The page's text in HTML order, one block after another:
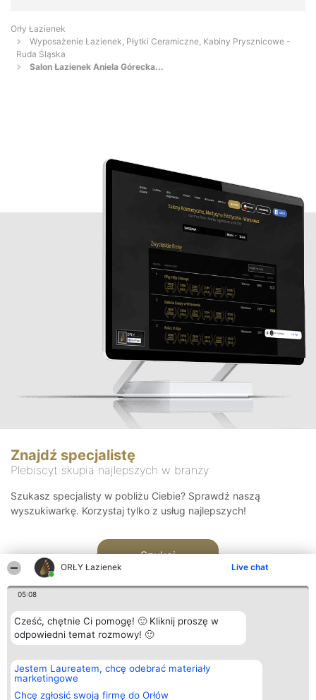
ORŁY Łazienek Live chat
05:08
Cześć, chętnie Ci pomogę! 🙂 Kliknij proszę w
odpowiedni temat rozmowy! 🙂
Jestem Laureatem, chcę odebrać materiały
marketingowe
Chcę zgłosić swoją firmę do Orłów
Orły Łazienek
Wyposażenie Łazienek, Płytki Ceramiczne, Kabiny Prysznicowe -
Ruda Śląska
Salon Łazienek Aniela Górecka...
Znajdź specjalistę
Plebiscyt skupia najlepszych w branży
Szukasz specjalisty w pobliżu Ciebie? Sprawdź naszą
wyszukiwarkę. Korzystaj tylko z usług najlepszych!
Szukaj
Organizator plebiscytu
Bright Side Solutions sp. z o.
o. sp. k.
ul. Ruska 22
Plebiscyt
Laureaci
wszystkich
Kontakt
Kontakt